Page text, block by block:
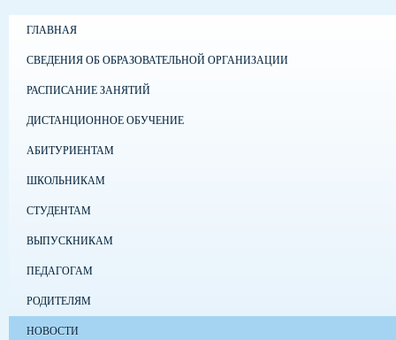
ГЛАВНАЯ
СВЕДЕНИЯ ОБ ОБРАЗОВАТЕЛЬНОЙ ОРГАНИЗАЦИИ
РАСПИСАНИЕ ЗАНЯТИЙ
ДИСТАНЦИОННОЕ ОБУЧЕНИЕ
АБИТУРИЕНТАМ
ШКОЛЬНИКАМ
СТУДЕНТАМ
ВЫПУСКНИКАМ
ПЕДАГОГАМ
РОДИТЕЛЯМ
НОВОСТИ